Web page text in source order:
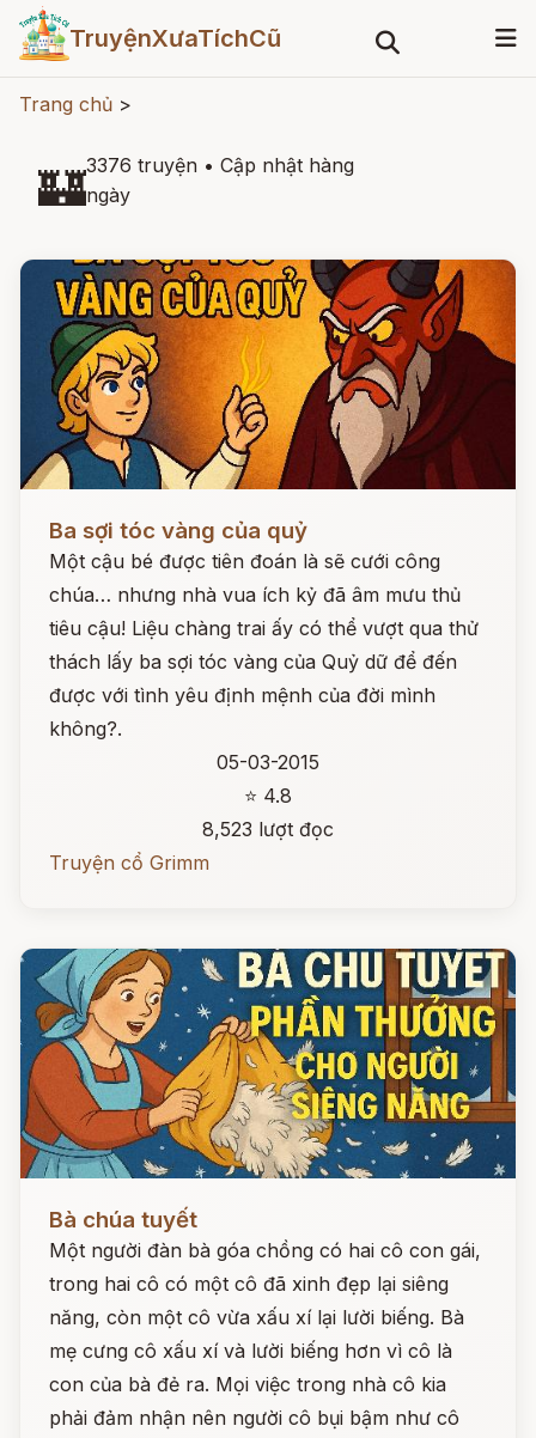
TruyệnXưaTíchCũ
Trang chủ >
🏰3376 truyện • Cập nhật hàng
ngày
Ba sợi tóc vàng của quỷ
Một cậu bé được tiên đoán là sẽ cưới công
chúa… nhưng nhà vua ích kỷ đã âm mưu thủ
tiêu cậu! Liệu chàng trai ấy có thể vượt qua thử
thách lấy ba sợi tóc vàng của Quỷ dữ để đến
được với tình yêu định mệnh của đời mình
không?.
05-03-2015
⭐ 4.8
8,523 lượt đọc
Truyện cổ Grimm
Bà chúa tuyết
Một người đàn bà góa chồng có hai cô con gái,
trong hai cô có một cô đã xinh đẹp lại siêng
năng, còn một cô vừa xấu xí lại lười biếng. Bà
mẹ cưng cô xấu xí và lười biếng hơn vì cô là
con của bà đẻ ra. Mọi việc trong nhà cô kia
phải đảm nhận nên người cô bụi bậm như cô